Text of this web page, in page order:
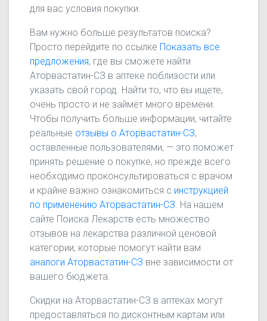
для вас условия покупки.
Вам нужно больше результатов поиска?
Просто перейдите по ссылке Показать все
предложения, где вы сможете найти
Аторвастатин-СЗ в аптеке поблизости или
указать свой город. Найти то, что вы ищете,
очень просто и не займёт много времени.
Чтобы получить больше информации, читайте
реальные отзывы о Аторвастатин-СЗ,
оставленные пользователями, — это поможет
принять решение о покупке, но прежде всего
необходимо проконсультироваться с врачом
и крайне важно ознакомиться с инструкцией
по применению Аторвастатин-СЗ . На нашем
сайте Поиска Лекарств есть множество
отзывов на лекарства различной ценовой
категории, которые помогут найти вам
аналоги Аторвастатин-СЗ вне зависимости от
вашего бюджета.
Скидки на Аторвастатин-СЗ в аптеках могут
предоставляться по дисконтным картам или